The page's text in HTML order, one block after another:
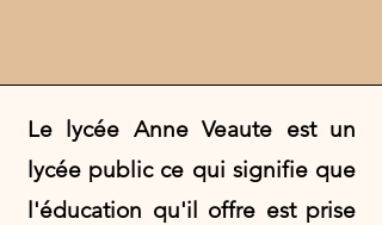
Le lycée Anne Veaute est un
lycée public ce qui signifie que
l'éducation qu'il offre est prise